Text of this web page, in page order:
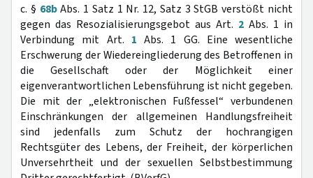
c. § 68bAbs. 1 Satz 1 Nr. 12, Satz 3 StGB verstößt nicht
gegen das Resozialisierungsgebot aus Art. 2 Abs. 1 in
Verbindung mit Art. 1 Abs. 1 GG. Eine wesentliche
Erschwerung der Wiedereingliederung des Betroffenen in
die Gesellschaft oder der Möglichkeit einer
eigenverantwortlichen Lebensführung ist nicht gegeben.
Die mit der „elektronischen Fußfessel“ verbundenen
Einschränkungen der allgemeinen Handlungsfreiheit
sind jedenfalls zum Schutz der hochrangigen
Rechtsgüter des Lebens, der Freiheit, der körperlichen
Unversehrtheit und der sexuellen Selbstbestimmung